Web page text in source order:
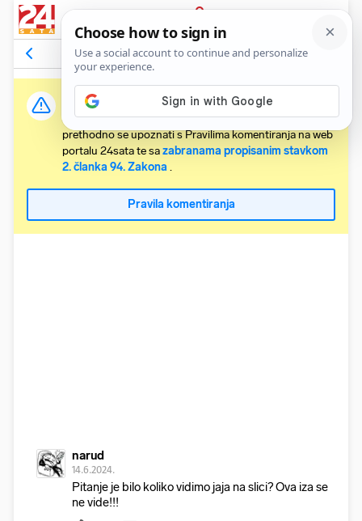
PRIJAVA
Komentari152 Relevantni
Važna obavijest:
Svaki korisnik koji želi komentirati članke obvezan je
prethodno se upoznati s Pravilima komentiranja na web
portalu 24sata te sazabranama propisanim stavkom
2. članka 94. Zakona .
Pravila komentiranja
narud
14.6.2024.
Pitanje je bilo koliko vidimo jaja na slici? Ova iza se
ne vide!!!